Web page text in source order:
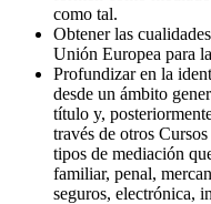
como tal.
Obtener las
Unión Europea para
Profundizar en la
desde un ámbito
título y,
través de otros
tipos de mediación
familiar, penal,
seguros, electrónica,